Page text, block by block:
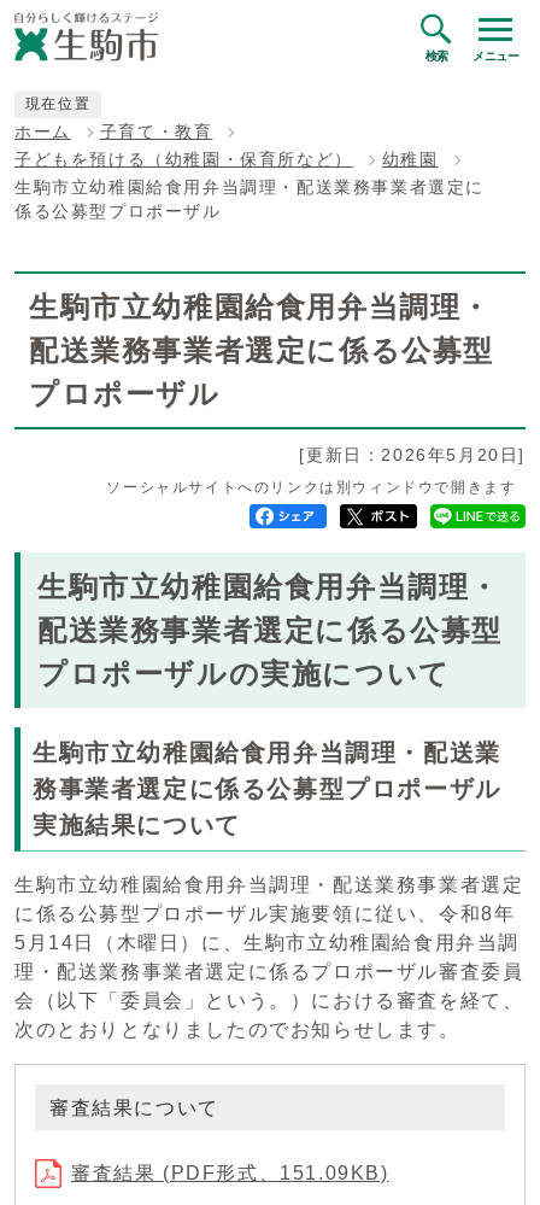
検索 メニュー
現在位置
ホーム
子育て・教育
子どもを預ける（幼稚園・保育所など）
幼稚園
生駒市立幼稚園給食用弁当調理・配送業務事業者選定に
係る公募型プロポーザル
生駒市立幼稚園給食用弁当調理・
配送業務事業者選定に係る公募型
プロポーザル
[更新日：2026年5月20日]
ソーシャルサイトへのリンクは別ウィンドウで開きます
生駒市立幼稚園給食用弁当調理・
配送業務事業者選定に係る公募型
プロポーザルの実施について
生駒市立幼稚園給食用弁当調理・配送業
務事業者選定に係る公募型プロポーザル
実施結果について
生駒市立幼稚園給食用弁当調理・配送業務事業者選定
に係る公募型プロポーザル実施要領に従い、令和8年
5月14日（木曜日）に、生駒市立幼稚園給食用弁当調
理・配送業務事業者選定に係るプロポーザル審査委員
会（以下「委員会」という。）における審査を経て、
次のとおりとなりましたのでお知らせします。
審査結果について
審査結果 (PDF形式、151.09KB)